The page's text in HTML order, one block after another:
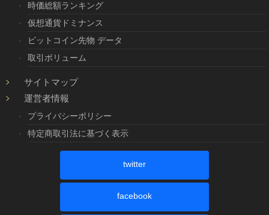
時価総額ランキング
仮想通貨ドミナンス
ビットコイン先物 データ
取引ボリューム
サイトマップ
運営者情報
プライバシーポリシー
特定商取引法に基づく表示
twitter
facebook